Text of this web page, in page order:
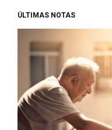
ÚLTIMAS NOTAS